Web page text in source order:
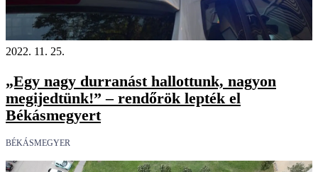
2022. 11. 25.
„Egy nagy durranást hallottunk, nagyon
megijedtünk!” – rendőrök lepték el
Békásmegyert
BÉKÁSMEGYER